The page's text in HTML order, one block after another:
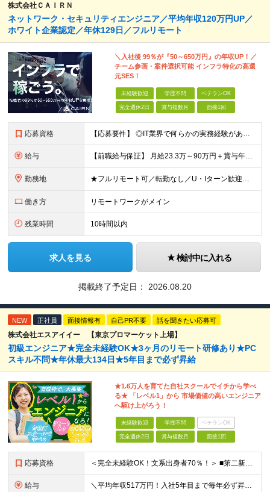
株式会社ＣＡＩＲＮ
ネットワーク・セキュリティエンジニア／平均年収120万円UP／
ホワイト企業認定／年休129日／フルリモート
＼入社後 99％が『50～650万円』の年収UP！／
チーム参画・案件選択可能 インフラ特化の高還
元SES！
未経験歓迎 学歴不問 ベテランOK
完全週休2日 賞与複数月 面接1回
応募資格 【応募要件】 ◎IT業界で何らかの実務経験がある方 └2～3ヶ月の実務経験のある方は歓迎します！ 例）PCキッティングやモバイル通信基地局の業務経験者など インフラエンジニアとしてご経験のある方は、
給与 【前職給与保証】 月給23.3万～90万円＋賞与年2回＋インセンティブ ★年収1000万円以上の実績あり！ ※上記月給には月20～30時間分（2万9,300円～21万7,900円）の固定残業代を含み
勤務地 ★フルリモート可／転勤なし／U・Iターン歓迎★ ◎勤務地は相談の上、ご自宅近くに調整します！ 【勤務地】 本社、または東京／埼玉／千葉／神奈川／愛知／仙台のクライアント先 ◎完全在宅（フルリモート）
働き方 リモートワークがメイン
残業時間 10時間以内
求人を見る 検討中に入れる
掲載終了予定日： 2026.08.20
NEW 正社員 面接情報有 自己PR不要 話を聞きたい応募可
株式会社エスアイイー 【東京プロマーケット上場】
初級エンジニア★完全未経験OK★3ヶ月のリモート研修あり★PC
スキル不問★年休最大134日★5年目まで必ず昇給
★1.6万人を育てた自社スクールでイチから学べ
る★ 「レベル1」から 市場価値の高いエンジニア
へ駆け上がろう！
未経験歓迎 学歴不問 ベテランOK
完全週休2日 賞与複数月 面接1回
応募資格 ＜完全未経験OK！文系出身者70％！＞ ■第二新卒歓迎 ■学歴・経歴不問・社会人未経験もOK ■20代を中心に活躍中◎ ★☆先輩たちの前職☆★ 元アパレルスタッフや塾講師、介護士、事務、営業など社員
給与 ＼平均年収517万円！入社5年目まで毎年必ず昇給／ ■賞与年3回 ■年収800万円以上も可 ■入社3年以上の平均年収469.2万円 月給23万2000円以上＋賞与年3回＋各種手当 ☆入社5年目まで最